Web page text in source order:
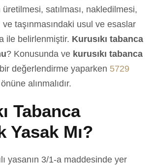
üretilmesi, satılması, nakledilmesi,
ve taşınmasındaki usul ve esaslar
ile belirlenmiştir. Kurusıkı tabanca
? Konusunda ve kurusıkı tabanca
bir değerlendirme yaparken 5729
alınmalıdır.
Tabanca
Yasak Mı?
yasanın 3/1-a maddesinde yer